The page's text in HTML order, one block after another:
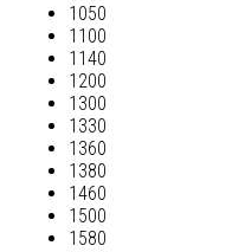
1050
1100
1140
1200
1300
1330
1360
1380
1460
1500
1580